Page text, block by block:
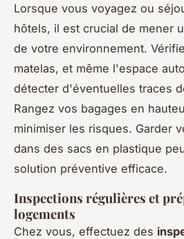
Lorsque vous voyagez ou
hôtels, il est crucial de mener
de votre environnement.
matelas, et même l'espace
détecter d'éventuelles traces
Rangez vos bagages en
minimiser les risques. Garder
dans des sacs en plastique
solution préventive efficace.
Inspections régulières et
logements
Chez vous, effectuez des